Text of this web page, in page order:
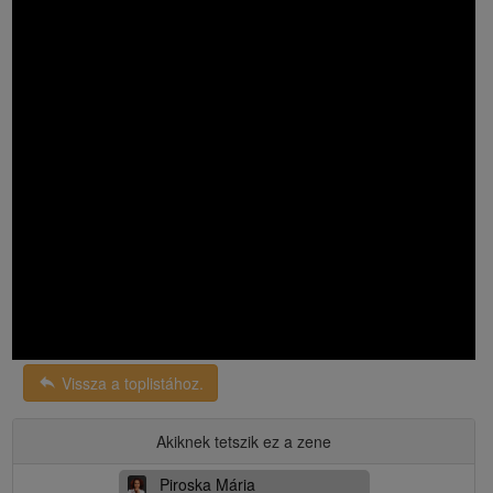
reply Vissza a toplistához.
Akiknek tetszik ez a zene
Piroska Mária